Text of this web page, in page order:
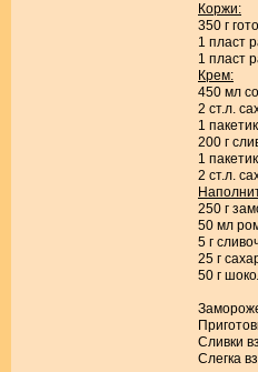
Коржи:
350 г
1 пласт
1 пласт
Крем:
450 мл
2 ст.л.
1
200 г
1
2 ст.л.
250 г
50 мл
5 г
25 г
50 г
Сливки
Слегка